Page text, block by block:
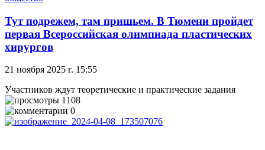
Тут подрежем, там пришьем. В Тюмени пройдет
первая Всероссийская олимпиада пластических
хирургов
21 ноября 2025 г. 15:55
Участников ждут теоретические и практические задания
1108
0